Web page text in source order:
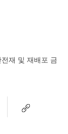
재 및 재배포 금